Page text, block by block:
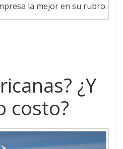
la mejor en su rubro.
¿Y
costo?